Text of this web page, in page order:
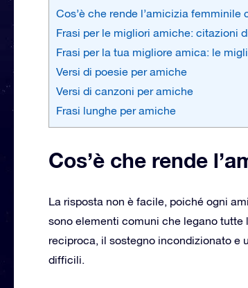
Cos’è che rende l’amicizia femminile
Frasi per le migliori amiche: citazioni
Frasi per la tua migliore amica: le
Versi di poesie per amiche
Versi di canzoni per amiche
Frasi lunghe per amiche
Cos’è che rende
La risposta non è facile, poiché ogni
sono elementi comuni che legano
reciproca, il sostegno incondizionato e
difficili.